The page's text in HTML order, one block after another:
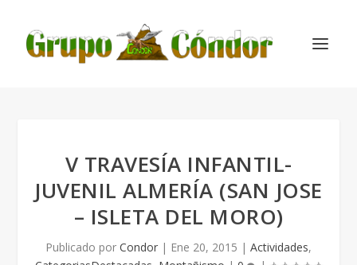
V TRAVESÍA INFANTIL-
JUVENIL ALMERÍA (SAN JOSE
– ISLETA DEL MORO)
Publicado por Condor | Ene 20, 2015 | Actividades,